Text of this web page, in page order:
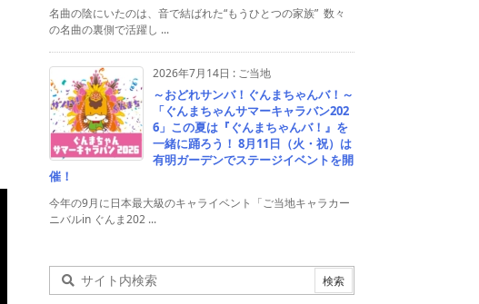
名曲の陰にいたのは、音で結ばれた“もうひとつの家族” 数々
の名曲の裏側で活躍し ...
2026年7月14日 : ご当地
～おどれサンバ！ぐんまちゃんバ！～
「ぐんまちゃんサマーキャラバン202
6」この夏は『ぐんまちゃんバ！』を
一緒に踊ろう！ 8月11日（火・祝）は
有明ガーデンでステージイベントを開
催！
今年の9月に日本最大級のキャライベント「ご当地キャラカー
ニバルin ぐんま202 ...